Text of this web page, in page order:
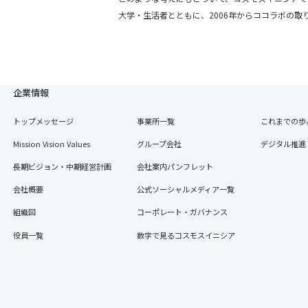
大学・生活者とともに、2006年からココラボの取
企業情報
トップメッセージ
Mission Vision Values
長期ビジョン・中期経営計画
会社概要
組織図
役員一覧
事業所一覧
グループ会社
会社案内パンフレット
公式ソーシャルメディア一覧
コーポレート・ガバナンス
数字で見るコスモスイニシア
これまでの
デジタル推進